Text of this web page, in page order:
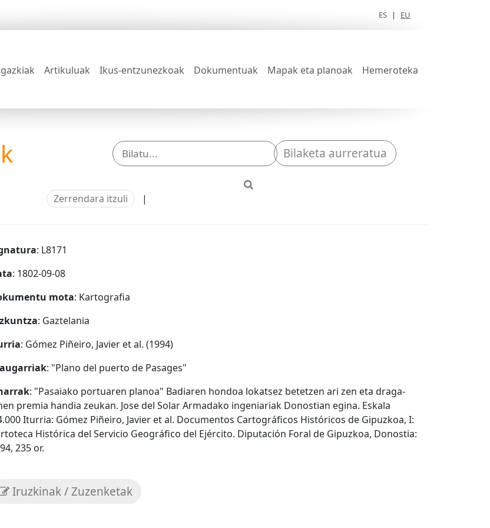
ES | EU
Artikuluak Ikus-entzunezkoak Dokumentuak Mapak eta planoak Hemeroteka
Bilaketa aurreratua
Zerrendara itzuli |
: L8171
: 1802-09-08
mota: Kartografia
: Gaztelania
: Gómez Piñeiro, Javier et al. (1994)
: "Plano del puerto de Pasages"
: "Pasaiako portuaren planoa" Badiaren hondoa lokatsez betetzen ari zen eta draga-
premia handia zeukan. Jose del Solar Armadako ingeniariak Donostian egina. Eskala
Iturria: Gómez Piñeiro, Javier et al. Documentos Cartográficos Históricos de Gipuzkoa, I:
Histórica del Servicio Geográfico del Ejército. Diputación Foral de Gipuzkoa, Donostia:
235 or.
Iruzkinak / Zuzenketak